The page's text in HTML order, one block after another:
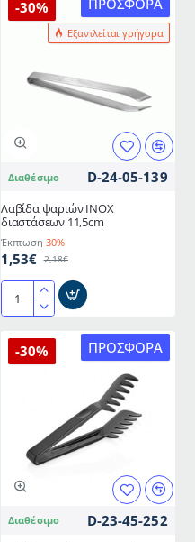
ακρυλική
διαστάσεων
κίτρινο
ΠΡΟΣΦΟΡΆ
Εξαντλείται γρήγορα
-30%
Διαθέσιμο D-24-05-139
Λαβίδα ψαριών INOX
διαστάσεων 11,5cm
Έκπτωση-30%
1,53€ 2,18€
Λαβίδα
INOX
διαστάσεων
ΠΡΟΣΦΟΡΆ
-30%
Διαθέσιμο D-23-45-252